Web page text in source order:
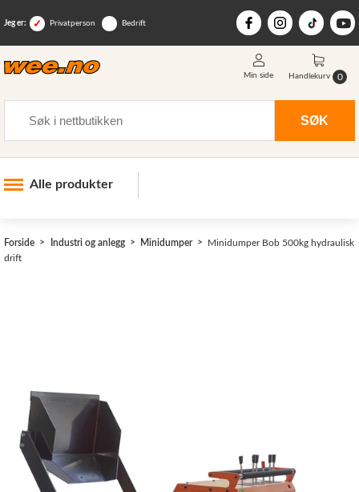
Jeg er: Privatperson Bedrift
SØK
Min side Handlekurv 0
Alle produkter
Skogsutstyr
Nye Wee produkter
Tilbud
Lagertømming
Aktuelt
Forside Industri og anlegg Minidumper
Minidumper Bob 500kg hydraulisk
drift